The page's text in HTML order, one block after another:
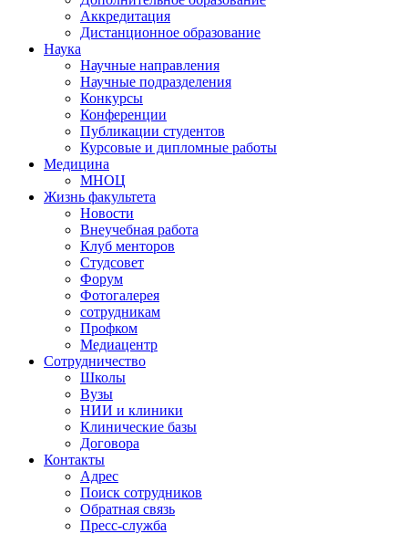
Аккредитация
Дистанционное образование
Наука
Научные направления
Научные подразделения
Конкурсы
Конференции
Публикации студентов
Курсовые и дипломные работы
Медицина
МНОЦ
Жизнь факультета
Новости
Внеучебная работа
Клуб менторов
Студсовет
Форум
Фотогалерея
сотрудникам
Профком
Медиацентр
Сотрудничество
Школы
Вузы
НИИ и клиники
Клинические базы
Договора
Контакты
Адрес
Поиск сотрудников
Обратная связь
Пресс-служба